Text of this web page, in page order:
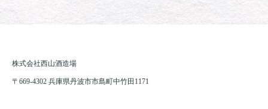
株式会社西山酒造場
〒669-4302 兵庫県丹波市市島町中竹田1171